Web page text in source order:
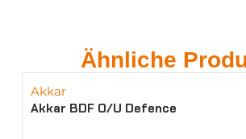
Ähnliche
Akkar
Akkar BDF O/U Defence